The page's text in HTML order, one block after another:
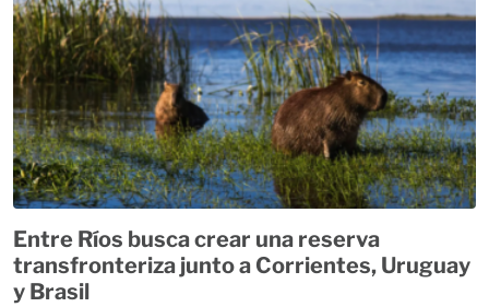
Entre Ríos busca crear una reserva
transfronteriza junto a Corrientes, Uruguay
y Brasil